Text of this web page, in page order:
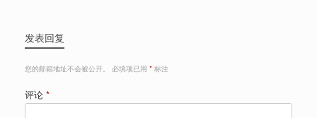
发表回复
您的邮箱地址不会被公开。 必填项已用 * 标注
评论 *